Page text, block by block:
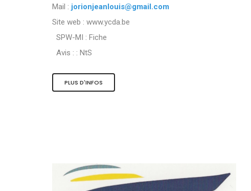
Mail : jorionjeanlouis@gmail.com
Site web : www.ycda.be
SPW-MI : Fiche
Avis : : NtS
PLUS D'INFOS